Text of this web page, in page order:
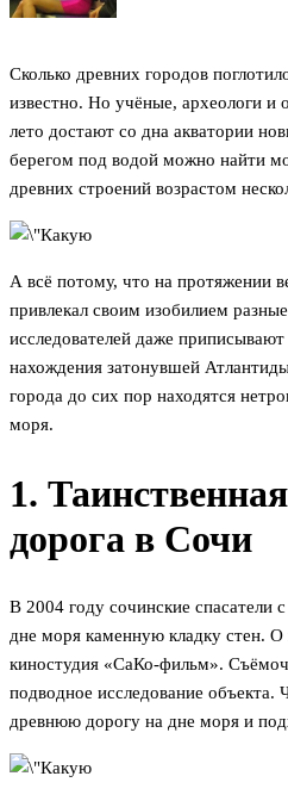
Сколько древних городов
известно. Но учёные, археологи и
лето достают со дна акватории
берегом под водой можно найти
древних строений возрастом
А всё потому, что на протяжении
привлекал своим изобилием
исследователей даже
нахождения затонувшей
города до сих пор находятся
моря.
1.
дорога в Сочи
В 2004 году сочинские спасатели
дне моря каменную кладку стен. О
киностудия «СаКо-фильм».
подводное исследование объекта.
древнюю дорогу на дне моря и